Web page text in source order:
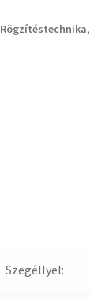
Rögzítéstechnika,
Szegéllyel: